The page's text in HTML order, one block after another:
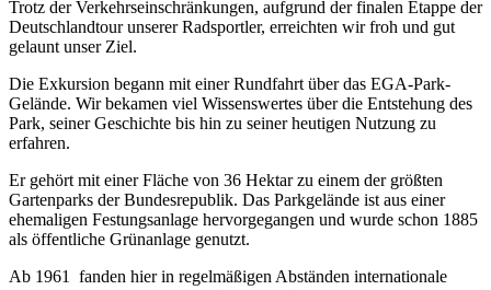
Trotz der Verkehrseinschränkungen, aufgrund der finalen Etappe der
Deutschlandtour unserer Radsportler, erreichten wir froh und gut
gelaunt unser Ziel.
Die Exkursion begann mit einer Rundfahrt über das EGA-Park-
Gelände. Wir bekamen viel Wissenswertes über die Entstehung des
Park, seiner Geschichte bis hin zu seiner heutigen Nutzung zu
erfahren.
Er gehört mit einer Fläche von 36 Hektar zu einem der größten
Gartenparks der Bundesrepublik. Das Parkgelände ist aus einer
ehemaligen Festungsanlage hervorgegangen und wurde schon 1885
als öffentliche Grünanlage genutzt.
Ab 1961 fanden hier in regelmäßigen Abständen internationale